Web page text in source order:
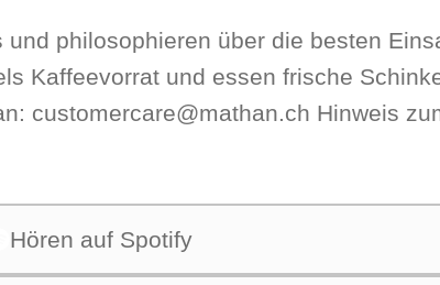
phi­lo­so­phie­ren über die besten
Kaf­fee­vor­rat und essen fri­sche
customercare@mathan.ch Hin­weis
Hören auf Spotify